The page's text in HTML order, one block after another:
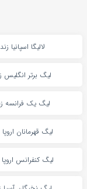
لالیگا اسپانیا
لیگ برتر انگلیس
لیگ یک فرانسه
لیگ قهرمانان
لیگ کنفرانس